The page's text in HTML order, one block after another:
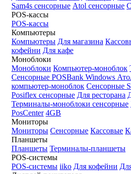
Sam4s сенсорные Atol сенсорные
POS-кассы
POS-кассы
Компьютеры
Компьютеры Для магазина
кофейни Для кафе
Моноблоки
Моноблоки Компьютер-моноблок
Сенсорные POSBank Windows
компьютер-моноблок Сенсорные
Posiflex сенсорные Для ресторана
Терминалы-моноблоки сенсорные
PosCenter 4GB
Мониторы
Мониторы Сенсорные Кассовые
Планшеты
Планшеты Терминалы-планшеты
POS-системы
POS-системы iiko Для кофейни